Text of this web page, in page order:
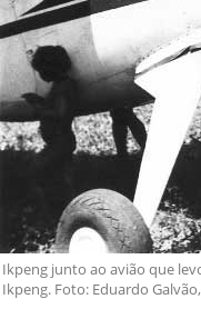
Ikpeng junto ao avião que
Ikpeng. Foto: Eduardo